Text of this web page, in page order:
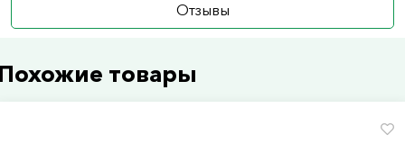
Отзывы
товары